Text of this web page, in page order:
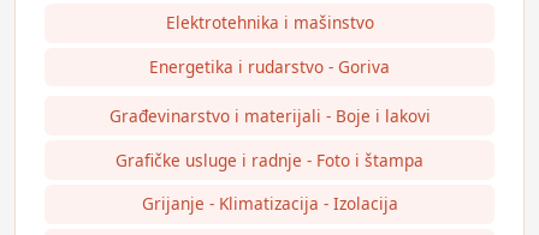
Elektrotehnika i mašinstvo
Energetika i rudarstvo - Goriva
Građevinarstvo i materijali - Boje i lakovi
Grafičke usluge i radnje - Foto i štampa
Grijanje - Klimatizacija - Izolacija